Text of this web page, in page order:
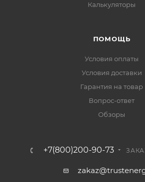
Калькуляторы
ПОМОЩЬ
Условия оплаты
Условия доставки
Гарантия на товар
Вопрос-ответ
Обзоры
+7(800)200-90-73